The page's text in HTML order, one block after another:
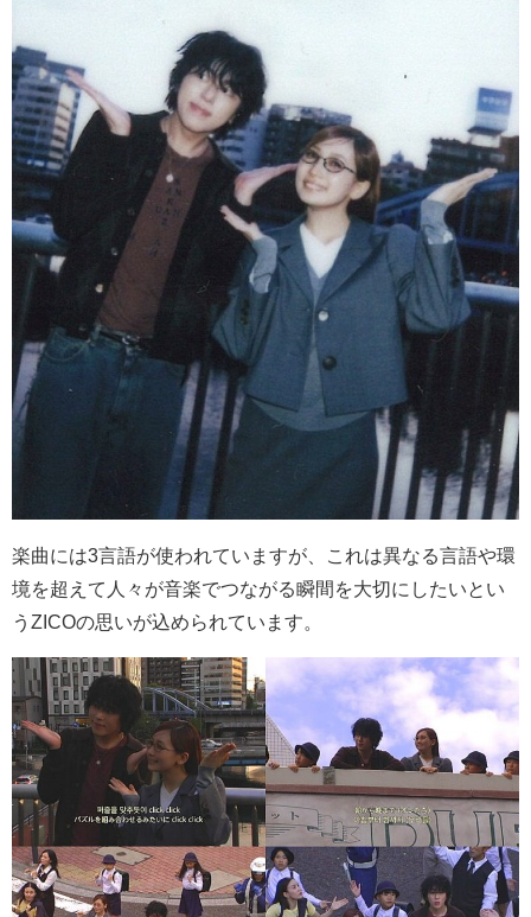
楽曲には3言語が使われていますが、これは異なる言語や環
境を超えて人々が音楽でつながる瞬間を大切にしたいとい
う ZICOの思いが込められています。